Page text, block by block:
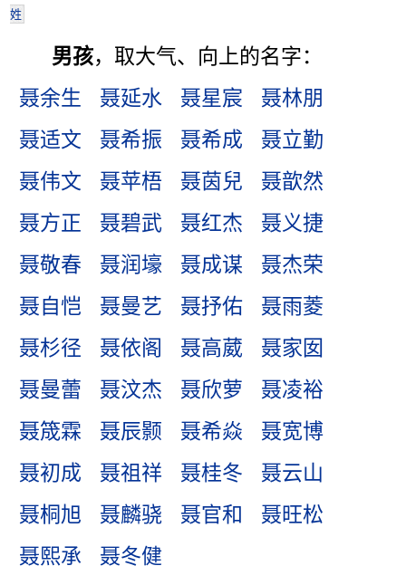
姓
男孩，取大气、向上的名字：
聂余生
聂延水 聂星宸
聂林朋
聂适文
聂希振 聂希成
聂立勤
聂伟文
聂苹梧 聂茵兒
聂歆然
聂方正
聂碧武 聂红杰
聂义捷
聂敬春
聂润壕 聂成谋
聂杰荣
聂自恺
聂曼艺 聂抒佑
聂雨菱
聂杉径
聂依阁 聂高葳
聂家囡
聂曼蕾
聂汶杰 聂欣萝
聂凌裕
聂筬霖
聂辰颢 聂希焱
聂宽博
聂初成
聂祖祥 聂桂冬
聂云山
聂桐旭
聂麟骁 聂官和
聂旺松
聂熙承
聂冬健